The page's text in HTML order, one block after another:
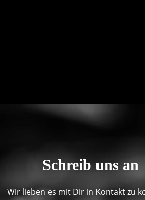
Schreib uns an
Wir lieben es mit Dir in Kontakt zu